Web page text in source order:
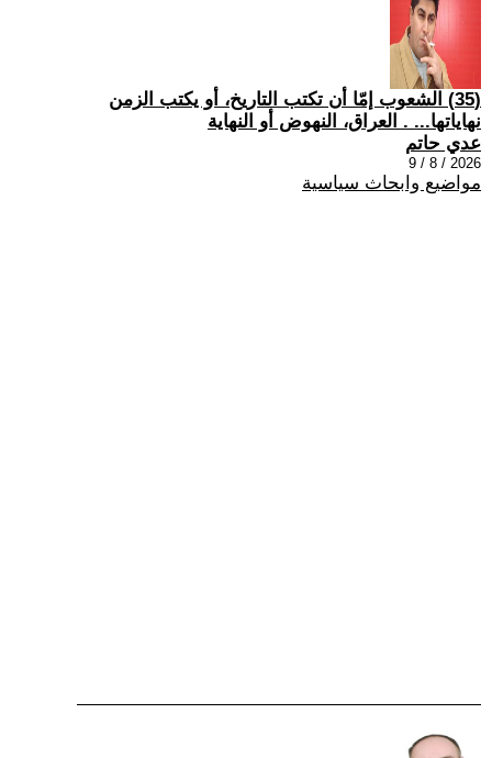
(35) الشعوب إمّا أن تكتب التاريخ، أو يكتب الزمن
نهاياتها... . العراق، النهوض أو النهاية
عدي حاتم
2026 / 8 / 9
مواضيع وابحاث سياسية